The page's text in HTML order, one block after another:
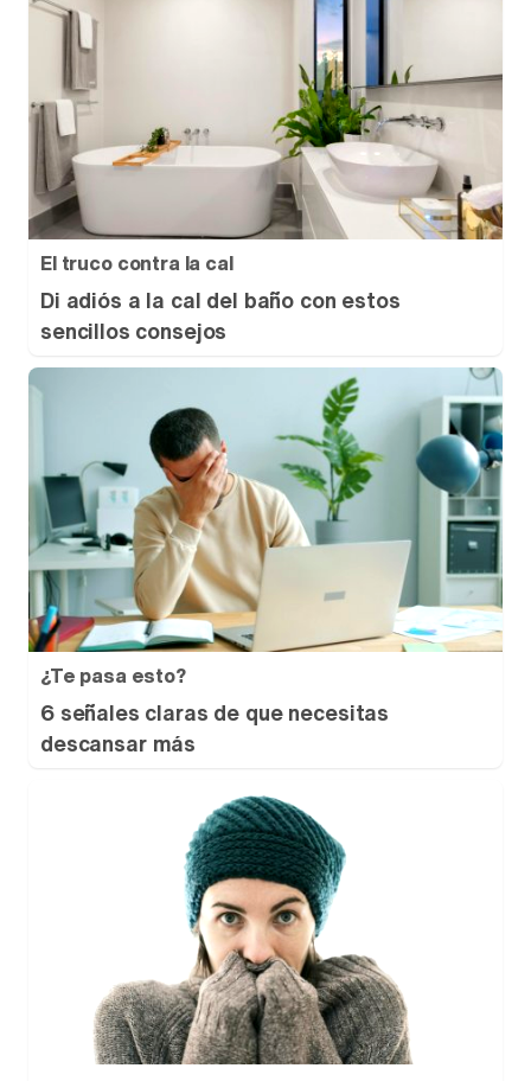
El truco contra la cal
Di adiós a la cal del baño con estos
sencillos consejos
¿Te pasa esto?
6 señales claras de que necesitas
descansar más